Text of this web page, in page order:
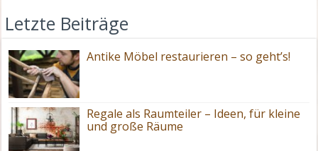
Letzte Beiträge
Antike Möbel restaurieren – so geht’s!
Regale als Raumteiler – Ideen, für kleine
und große Räume